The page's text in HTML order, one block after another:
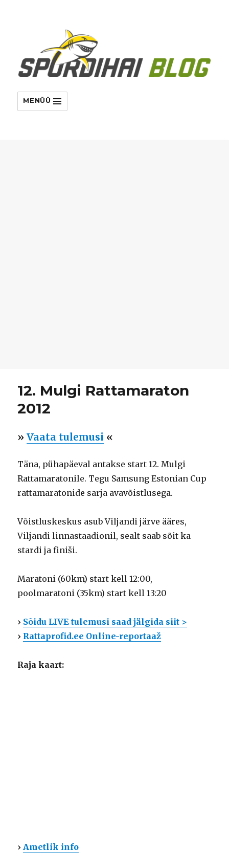
MENÜÜ
12. Mulgi Rattamaraton
2012
»Vaata tulemusi «
Täna, pühapäeval antakse start 12. Mulgi
Rattamaratonile. Tegu Samsung Estonian Cup
rattamaratonide sarja avavõistlusega.
Võistluskeskus asub Viljandi järve ääres,
Viljandi linnastaadionil, sealt saab sõit ka
stardi ja finiši.
Maratoni (60km) start kell 12:00,
poolmaratoni (35km) start kell 13:20
› Sõidu LIVE tulemusi saad jälgida siit >
› Rattaprofid.ee Online-reportaaž
Raja kaart:
›Ametlik info